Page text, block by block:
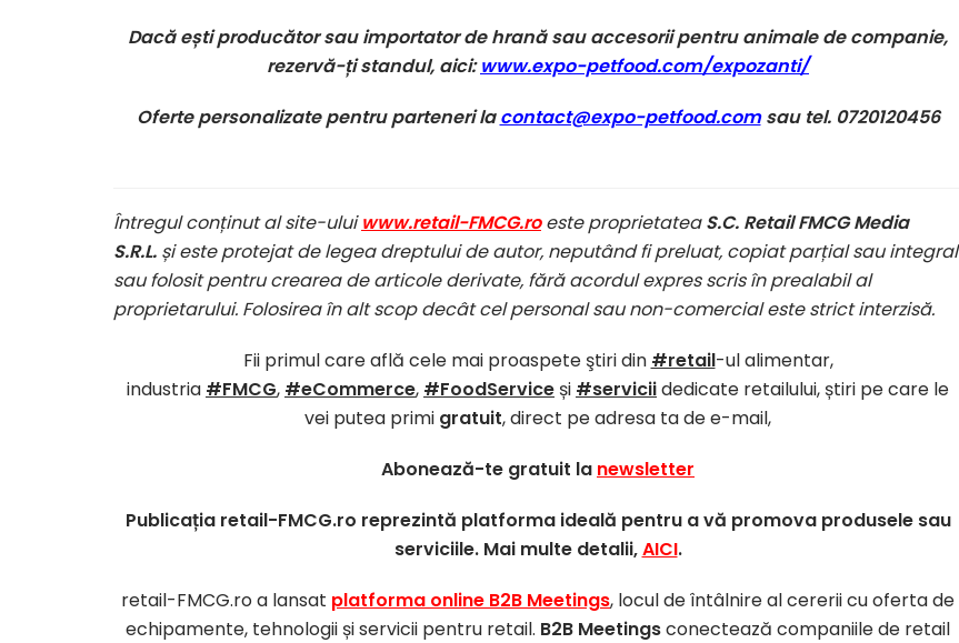
Dacă ești producător sau importator de hrană sau accesorii pentru animale de companie,
rezervă-ți standul, aici:www.expo-petfood.com/expozanti/
Oferte personalizate pentru parteneri lacontact@expo-petfood.comsau tel. 0720120456
Întregul conținut al site-uluiwww.retail-FMCG.roeste proprietateaS.C. Retail FMCG Media
S.R.L. și este protejat de legea dreptului de autor, neputând fi preluat, copiat parțial sau integral
sau folosit pentru crearea de articole derivate, fără acordul expres scris în prealabil al
proprietarului. Folosirea în alt scop decât cel personal sau non-comercial este strict interzisă.
Fii primul care află cele mai proaspete ştiri din #retail-ul alimentar,
industria #FMCG, #eCommerce, #FoodServiceși #serviciidedicate retailului, știri pe care le
vei putea primi gratuit, direct pe adresa ta de e-mail,
Abonează-te gratuit la newsletter
Publicația retail-FMCG.ro reprezintă platforma ideală pentru a vă promova produsele sau
serviciile. Mai multe detalii,AICI.
retail-FMCG.ro a lansat platforma online B2B Meetings, locul de întâlnire al cererii cu oferta de
echipamente, tehnologii și servicii pentru retail. B2B Meetingsconectează companiile de retail